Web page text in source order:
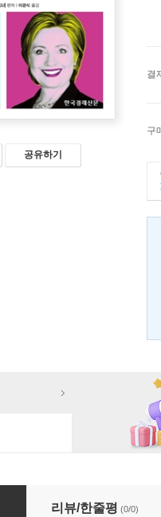
공유하기
결
구
인가?
리뷰/한줄평 (0/0)